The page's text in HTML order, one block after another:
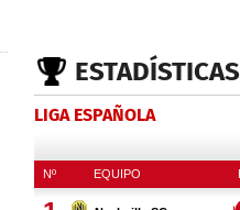
ESTADÍSTICAS
LIGA ESPAÑOLA